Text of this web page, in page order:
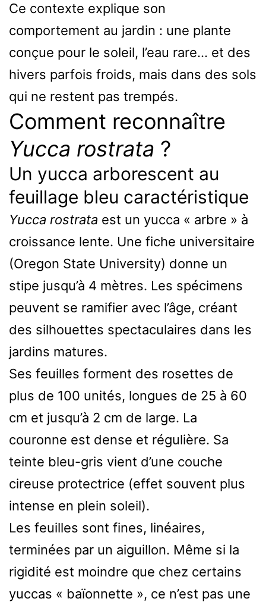
Ce contexte explique son
comportement au jardin : une plante
conçue pour le soleil, l’eau rare… et des
hivers parfois froids, mais dans des sols
qui ne restent pas trempés.
Comment reconnaître
Yucca rostrata ?
Un yucca arborescent au
feuillage bleu caractéristique
Yucca rostrata est un yucca « arbre » à
croissance lente. Une fiche universitaire
(Oregon State University) donne un
stipe jusqu’à 4 mètres. Les spécimens
peuvent se ramifier avec l’âge, créant
des silhouettes spectaculaires dans les
jardins matures.
Ses feuilles forment des rosettes de
plus de 100 unités, longues de 25 à 60
cm et jusqu’à 2 cm de large. La
couronne est dense et régulière. Sa
teinte bleu-gris vient d’une couche
cireuse protectrice (effet souvent plus
intense en plein soleil).
Les feuilles sont fines, linéaires,
terminées par un aiguillon. Même si la
rigidité est moindre que chez certains
yuccas « baïonnette », ce n’est pas une